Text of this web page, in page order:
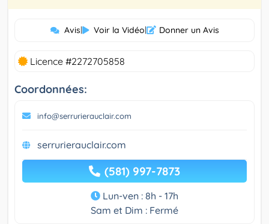
Avis| Voir la Vidéo| Donner un Avis
Licence #2272705858
Coordonnées:
info@serrurierauclair.com
serrurierauclair.com
(581) 997-7873
Lun-ven : 8h - 17h
Sam et Dim : Fermé